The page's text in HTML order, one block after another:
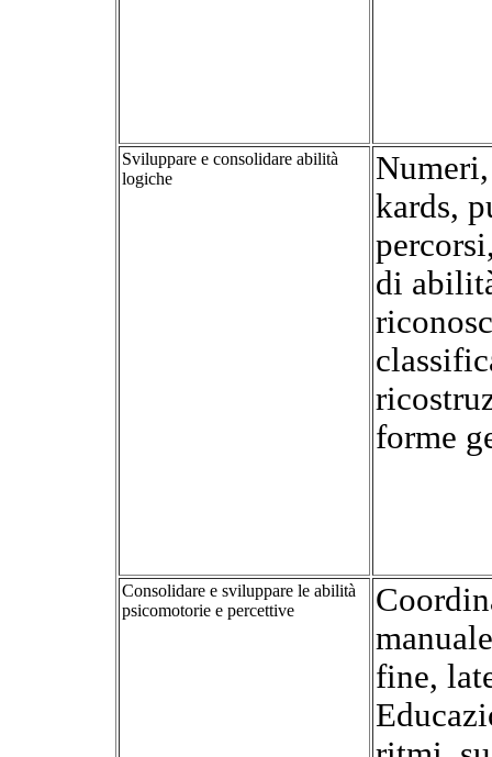
Sviluppare e consolidare abilità
logiche
kards,
di
forme
Consolidare e sviluppare le abilità
psicomotorie e percettive
fine,